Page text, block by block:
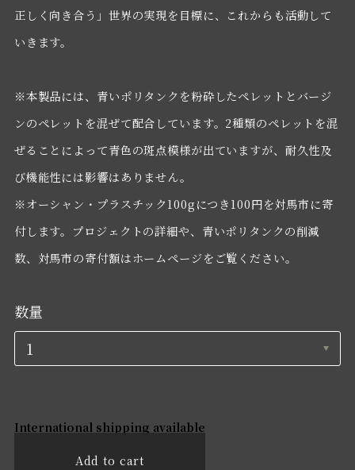
正しく向き合う」世界の実現を目標に、これからも活動して
いきます。
※本製品には、青いポリタンクを粉砕したペレットとバージ
ンのペレットを混ぜて配合しています。2種類のペレットを混
ぜることによって青色の斑点模様が出ていますが、耐久性及
び機能性には影響はありません。
※オーシャン・プラスチック100gにつき100円を対馬市に寄
付します。プロジェクトの詳細や、青いポリタンクの削減
数、対馬市の寄付額はホームページをご覧ください。
数量
International shipping available
Add to cart